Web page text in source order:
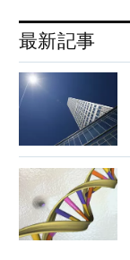
最新記事